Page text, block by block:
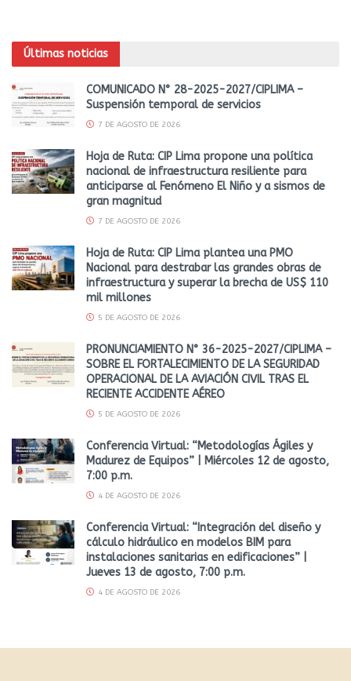
Últimas noticias
COMUNICADO N° 28-2025-2027/CIPLIMA –
Suspensión temporal de servicios
7 DE AGOSTO DE 2026
Hoja de Ruta: CIP Lima propone una política
nacional de infraestructura resiliente para
anticiparse al Fenómeno El Niño y a sismos de
gran magnitud
7 DE AGOSTO DE 2026
Hoja de Ruta: CIP Lima plantea una PMO
Nacional para destrabar las grandes obras de
infraestructura y superar la brecha de US$ 110
mil millones
5 DE AGOSTO DE 2026
PRONUNCIAMIENTO N° 36-2025-2027/CIPLIMA –
SOBRE EL FORTALECIMIENTO DE LA SEGURIDAD
OPERACIONAL DE LA AVIACIÓN CIVIL TRAS EL
RECIENTE ACCIDENTE AÉREO
5 DE AGOSTO DE 2026
Conferencia Virtual: “Metodologías Ágiles y
Madurez de Equipos” | Miércoles 12 de agosto,
7:00 p.m.
4 DE AGOSTO DE 2026
Conferencia Virtual: “Integración del diseño y
cálculo hidráulico en modelos BIM para
instalaciones sanitarias en edificaciones” |
Jueves 13 de agosto, 7:00 p.m.
4 DE AGOSTO DE 2026